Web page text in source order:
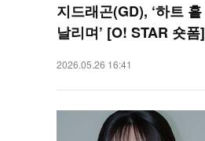
지드래곤(GD), ‘하트 흩
날리며’ [O! STAR 숏폼]
2026.05.26 16:41